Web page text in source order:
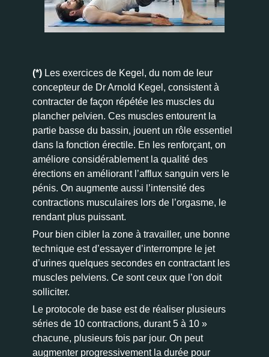
(*) Les exercices de Kegel, du nom de leur
concepteur de Dr Arnold Kegel, consistent à
contracter de façon répétée les muscles du
plancher pelvien. Ces muscles entourent la
partie basse du bassin, jouent un rôle essentiel
dans la fonction érectile. En les renforçant, on
améliore considérablement la qualité des
érections en améliorant l’afflux sanguin vers le
pénis. On augmente aussi l’intensité des
contractions musculaires lors de l’orgasme, le
rendant plus puissant.
Pour bien cibler la zone à travailler, une bonne
technique est d’essayer d’interrompre le jet
d’urines quelques secondes en contractant les
muscles pelviens. Ce sont ceux que l’on doit
solliciter.
Le protocole de base est de réaliser plusieurs
séries de 10 contractions, durant 5 à 10 »
chacune, plusieurs fois par jour. On peut
augmenter progressivement la durée pour